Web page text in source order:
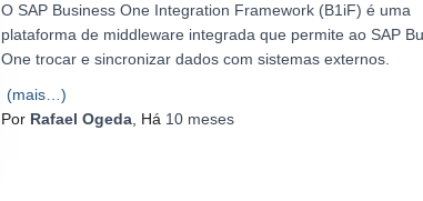
O SAP Business One Integration Framework (B1iF) é uma
plataforma de middleware integrada que permite ao SAP
One trocar e sincronizar dados com sistemas externos.
(mais…)
Por Rafael Ogeda , Há 10 meses